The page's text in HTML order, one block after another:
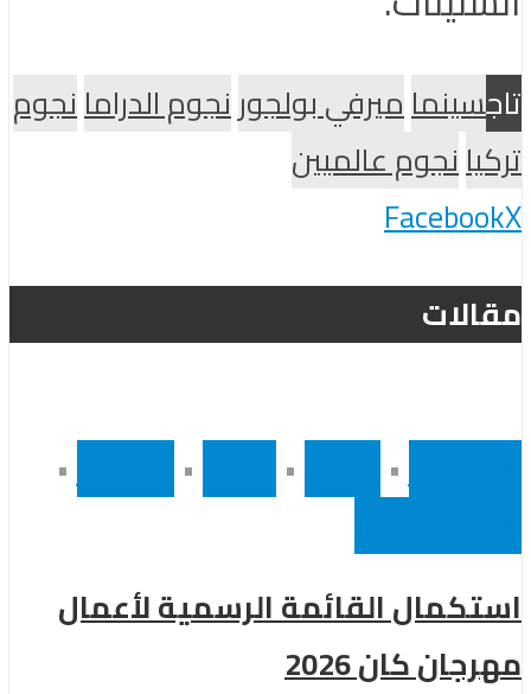
تاجسينماميرفي بولجورنجوم الدرامانجوم
تركيانجوم عالميين
FacebookX
مقالات
•
•
•
•
استكمال القائمة الرسمية لأعمال
مهرجان كان 2026